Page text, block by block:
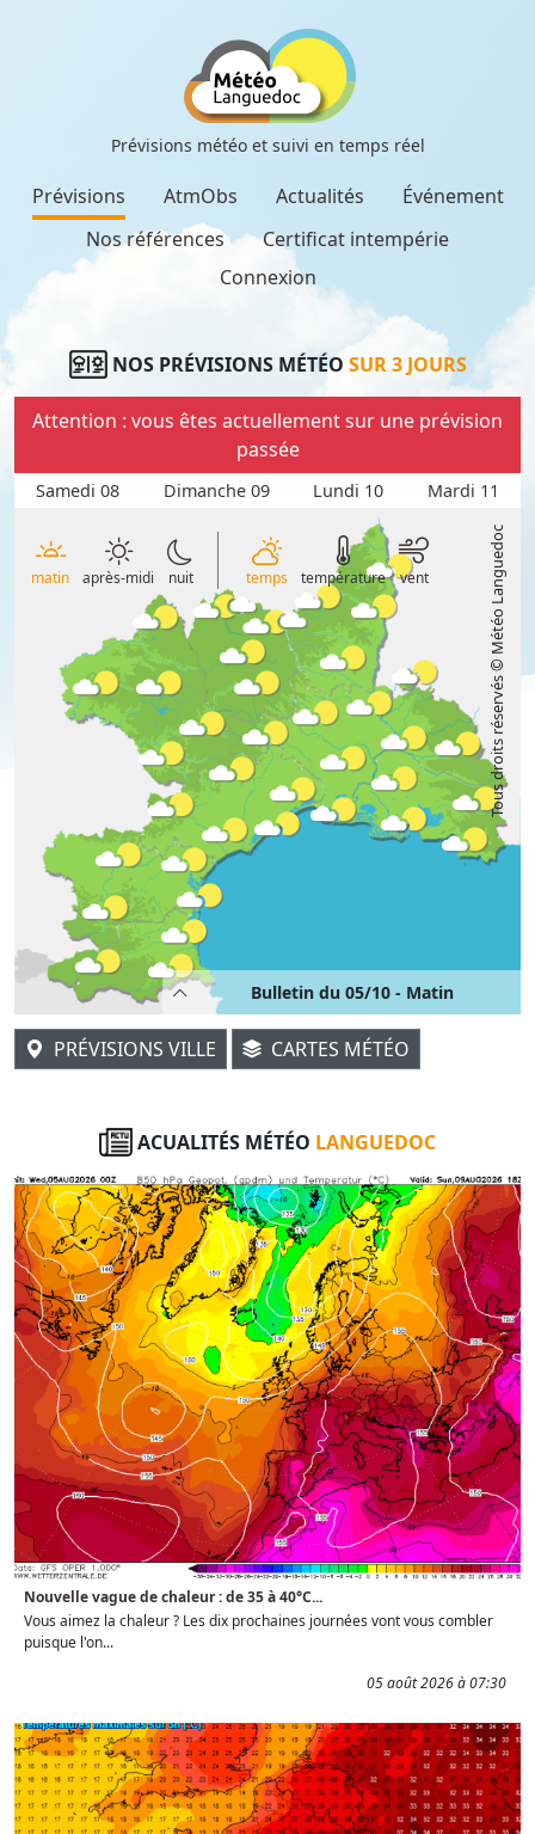
Prévisions météo et suivi en temps réel
Prévisions AtmObs Actualités
Événement
Nos références
Certificat intempérie
Connexion
NOS PRÉVISIONS MÉTÉO SUR 3 JOURS
Attention : vous êtes actuellement sur une prévision
passée
Samedi 08 Dimanche 09 Lundi 10 Mardi 11
matin après-midi nuit temps température vent Tous droits réservés © Météo Languedoc
Bulletin du 05/10 - Matin
PRÉVISIONS VILLE CARTES MÉTÉO
ACUALITÉS MÉTÉO LANGUEDOC
Nouvelle vague de chaleur : de 35 à 40°C...
Vous aimez la chaleur ? Les dix prochaines journées vont vous combler
puisque l'on...
05 août 2026 à 07:30